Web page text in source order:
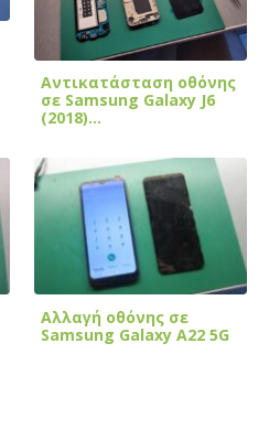
Αντικατάσταση οθόνης
σε Samsung Galaxy J6
(2018)…
Αλλαγή οθόνης σε
Samsung Galaxy A22 5G